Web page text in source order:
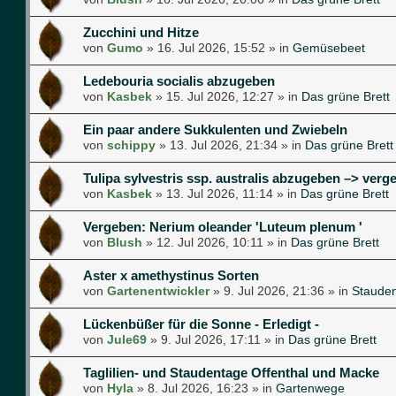
Zucchini und Hitze
von Gumo » 16. Jul 2026, 15:52 » in Gemüsebeet
Ledebouria socialis abzugeben
von Kasbek » 15. Jul 2026, 12:27 » in Das grüne Brett
Ein paar andere Sukkulenten und Zwiebeln
von schippy » 13. Jul 2026, 21:34 » in Das grüne Brett
Tulipa sylvestris ssp. australis abzugeben –>
von Kasbek » 13. Jul 2026, 11:14 » in Das grüne Brett
Vergeben: Nerium oleander 'Luteum plenum '
von Blush » 12. Jul 2026, 10:11 » in Das grüne Brett
Aster x amethystinus Sorten
von Gartenentwickler» 9. Jul 2026, 21:36 » in
Lückenbüßer für die Sonne - Erledigt -
von Jule69 » 9. Jul 2026, 17:11 » in Das grüne Brett
Taglilien- und Staudentage Offenthal und Macke
von Hyla » 8. Jul 2026, 16:23 » in Gartenwege